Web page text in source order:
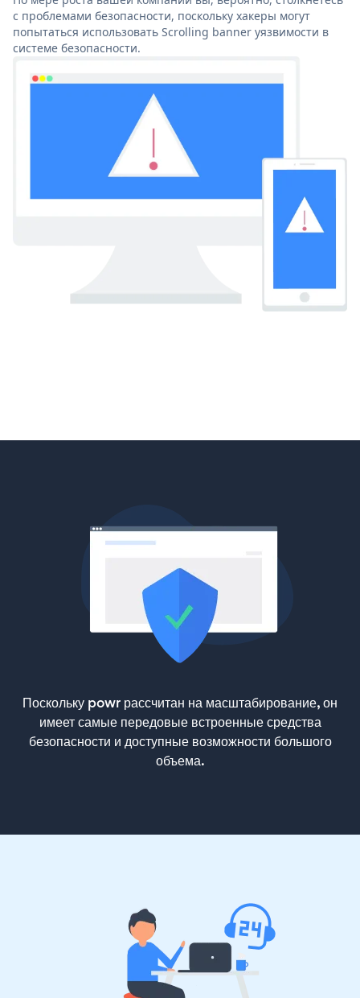
с проблемами безопасности, поскольку хакеры могут
попытаться использовать Scrolling banner уязвимости в
системе безопасности.
Поскольку powr рассчитан на масштабирование, он
имеет самые передовые встроенные средства
безопасности и доступные возможности большого
объема.